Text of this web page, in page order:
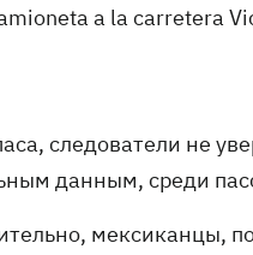
a la carretera
следователи не
данным, среди
мексиканцы,